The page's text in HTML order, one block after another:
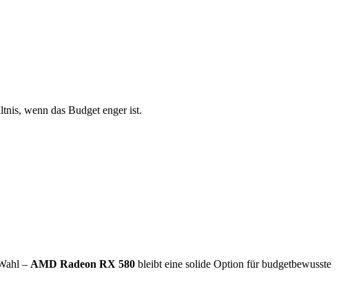
wenn das Budget enger ist.
– AMD Radeon RX 580 bleibt eine solide Option für budgetbewusste